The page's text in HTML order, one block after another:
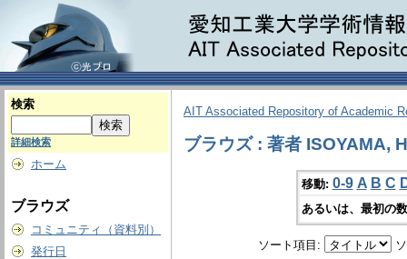
検索
詳細検索
ホーム
ブラウズ
コミュニティ（資料別）
発行日
AIT Associated Repository of Academic
ブラウズ : 著者 ISOYAMA,
移動: 0-9 A B C
あるいは、最初の
ソート項目: